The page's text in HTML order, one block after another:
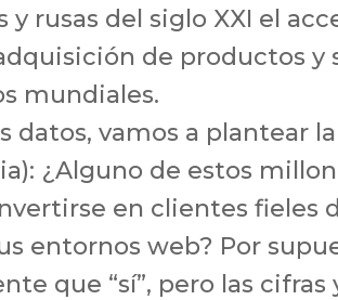
y rusas del siglo XXI el
de productos y
mundiales.
datos, vamos a plantear
¿Alguno de estos
en clientes fieles
entornos web? Por
que “sí”, pero las